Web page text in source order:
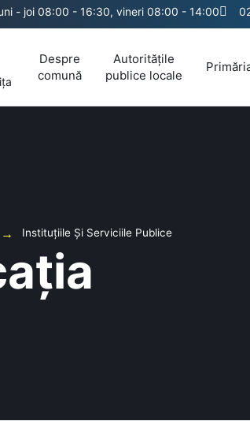
- joi 08:00 - 16:30, vineri 08:00 - 14:00
Despre
comună
Autoritățile
publice locale
Instituțiile Și Serviciile Publice